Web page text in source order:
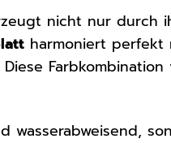
nicht nur
harmoniert
Diese
wasserabweisend,